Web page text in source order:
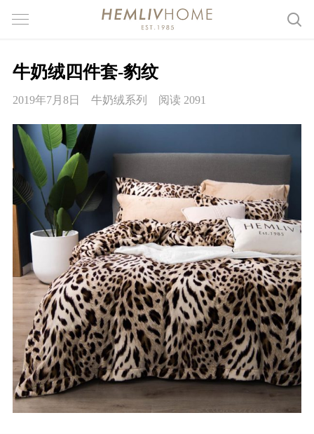
牛奶绒四件套-豹纹
2019年7月8日 牛奶绒系列 阅读 2091